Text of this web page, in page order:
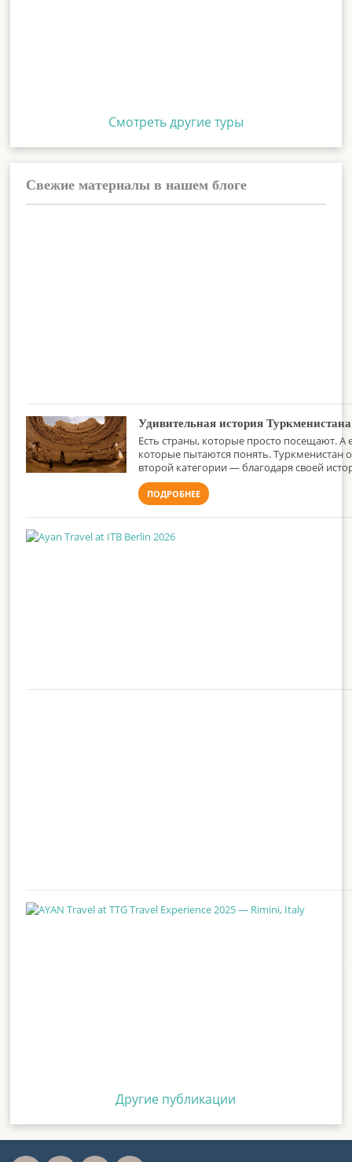
Смотреть другие туры
Свежие материалы в нашем блоге
Удивительная история Туркменистана
Есть страны, которые просто посещают. А
которые пытаются понять. Туркменистан
второй категории — благодаря своей
ПОДРОБНЕЕ
Другие публикации